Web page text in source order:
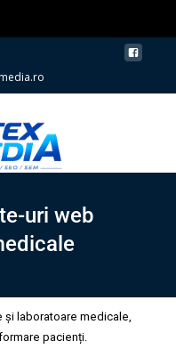
uri web
și laboratoare medicale,
pacienți.